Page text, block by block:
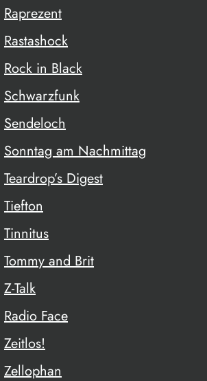
Raprezent
Rastashock
Rock in Black
Schwarzfunk
Sendeloch
Sonntag am Nachmittag
Teardrop’s Digest
Tiefton
Tinnitus
Tommy and Brit
Z-Talk
Radio Face
Zeitlos!
Zellophan